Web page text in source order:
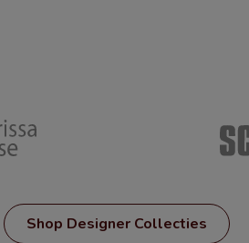
Shop Designer Collecties